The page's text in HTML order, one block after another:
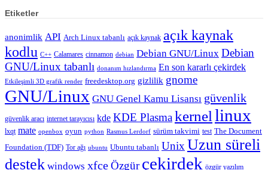
Etiketler
anonimlik API Arch Linux tabanlı açık kaynak açık kaynak
kodlu C++ Calamares cinnamon debian Debian GNU/Linux Debian
GNU/Linux tabanlı donanım hızlandırma En son kararlı çekirdek
Etkileşimli 3D grafik render freedesktop.org gizlilik gnome
GNU/Linux GNU Genel Kamu Lisansı güvenlik
güvenlik aracı internet tarayıcısı kde KDE Plasmakernel linux
lxqt mate openbox oyun python Rasmus Lerdorf sürüm takvimi test The Document
Foundation (TDF) Tor ağı ubuntu Ubuntu tabanlı Unix Uzun süreli
destek windows xfceÖzgür çekirdek özgür yazılım